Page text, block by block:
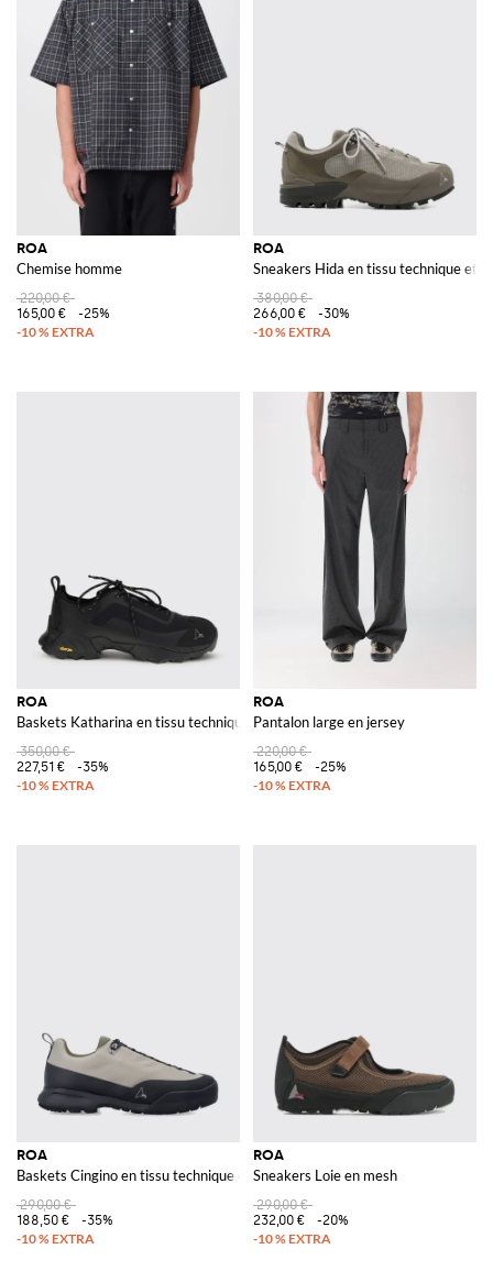
ROA
Chemise homme
220,00 €
165,00 €
-25%
ROA
Sneakers Hida en tissu technique et
380,00 €
266,00 €
-30%
ROA
Baskets Katharina en tissu technique et caoutchouc
350,00 €
227,51 €
-35%
ROA
Pantalon large en jersey
220,00 €
165,00 €
-25%
ROA
Baskets Cingino en tissu technique et caoutchouc
290,00 €
188,50 €
-35%
ROA
Sneakers Loie en mesh
290,00 €
232,00 €
-20%